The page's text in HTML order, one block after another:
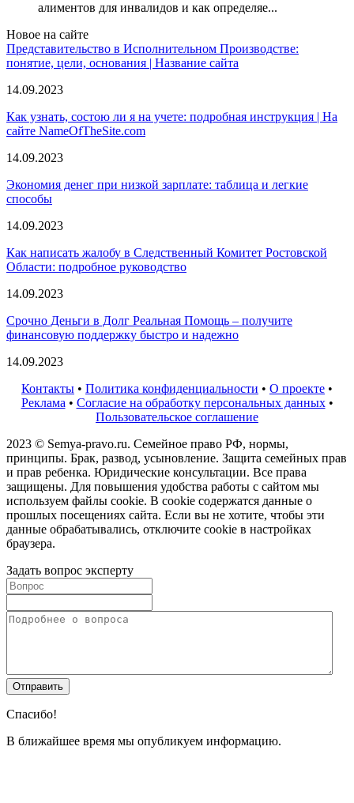
алиментов для инвалидов и как определяе...
Новое на сайте
Представительство в Исполнительном Производстве:
понятие, цели, основания | Название сайта
14.09.2023
Как узнать, состою ли я на учете: подробная инструкция | На
сайте NameOfTheSite.com
14.09.2023
Экономия денег при низкой зарплате: таблица и легкие
способы
14.09.2023
Как написать жалобу в Следственный Комитет Ростовской
Области: подробное руководство
14.09.2023
Срочно Деньги в Долг Реальная Помощь – получите
финансовую поддержку быстро и надежно
14.09.2023
Контакты • Политика конфиденциальности • О проекте •
Реклама • Согласие на обработку персональных данных•
Пользовательское соглашение
2023 © Semya-pravo.ru. Семейное право РФ, нормы,
принципы. Брак, развод, усыновление. Защита семейных прав
и прав ребенка. Юридические консультации. Все права
защищены. Для повышения удобства работы с сайтом мы
используем файлы cookie. В cookie содержатся данные о
прошлых посещениях сайта. Если вы не хотите, чтобы эти
данные обрабатывались, отключите cookie в настройках
браузера.
Задать вопрос эксперту
Спасибо!
В ближайшее время мы опубликуем информацию.